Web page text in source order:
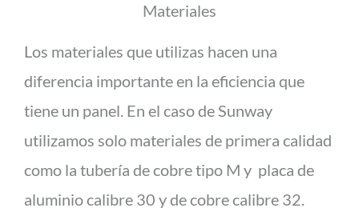
Materiales
Los materiales que utilizas hacen una
diferencia importante en la eficiencia que
tiene un panel. En el caso de Sunway
utilizamos solo materiales de primera calidad
como la tubería de cobre tipo M y placa de
aluminio calibre 30 y de cobre calibre 32.